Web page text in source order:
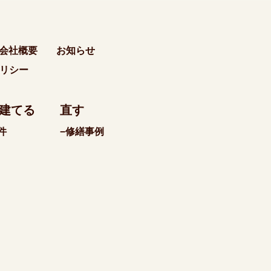
社概要
お知らせ
シー
てる 直す
−修繕事例